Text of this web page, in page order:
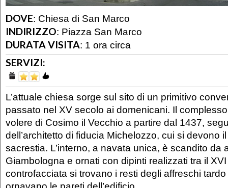
DOVE: Chiesa di San Marco
INDIRIZZO: Piazza San Marco
DURATA VISITA: 1 ora circa
SERVIZI:
L’attuale chiesa sorge sul sito di un primitivo
passato nel XV secolo ai domenicani. Il
volere di Cosimo il Vecchio a partire dal 1437,
dell’architetto di fiducia Michelozzo, cui si devono
sacrestia. L’interno, a navata unica, è scandito da
Giambologna e ornati con dipinti realizzati tra il
controfacciata si trovano i resti degli affreschi
ornavano le pareti dell’edificio.